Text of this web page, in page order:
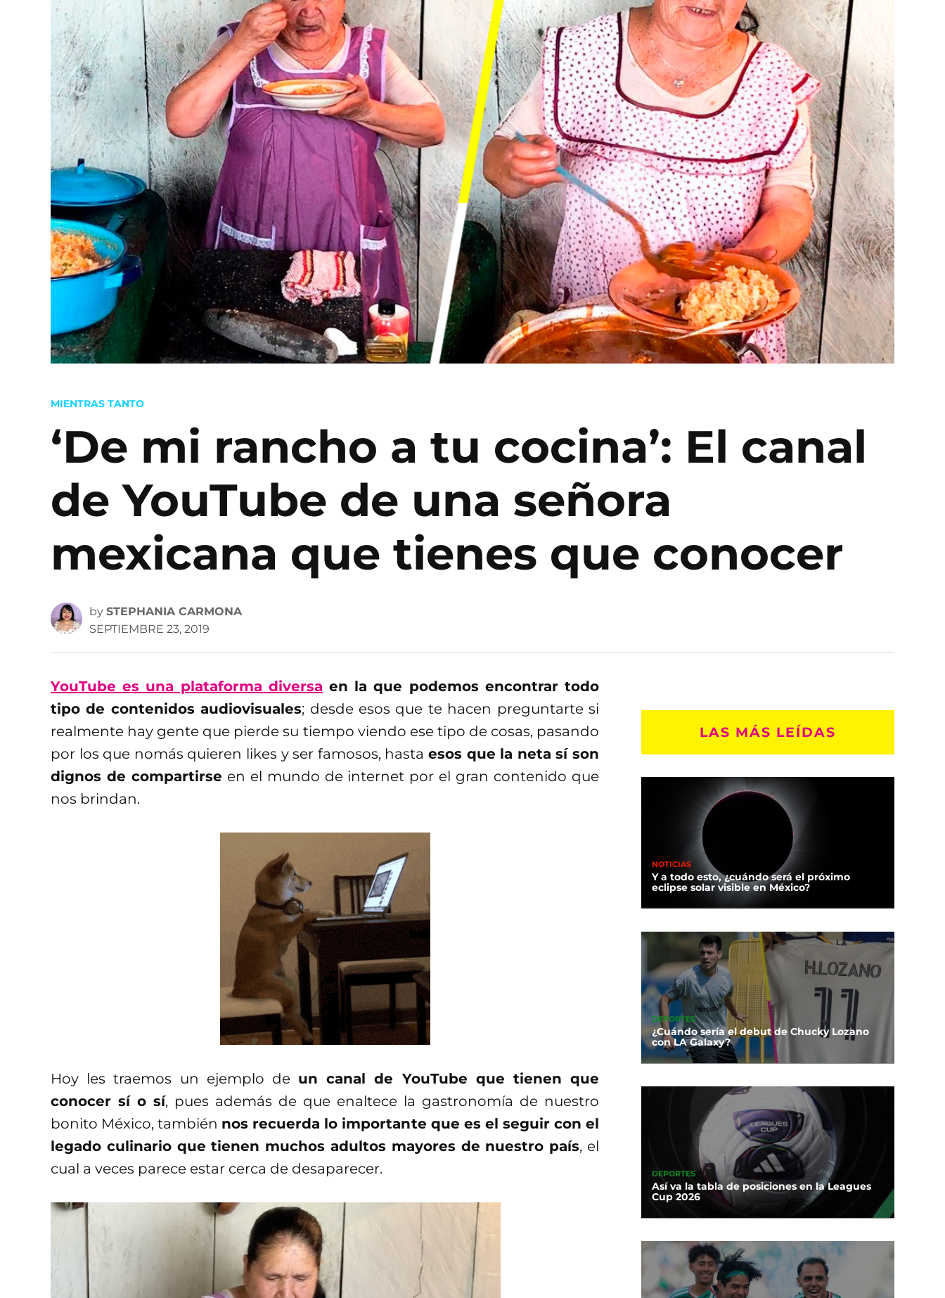
POSTED
MIENTRAS TANTO
‘De mi rancho a tu cocina’: El canal
de YouTube de una señora
mexicana que tienes que conocer
by STEPHANIA CARMONA
SEPTIEMBRE 23, 2019
YouTube es una plataforma diversa en la que podemos encontrar todo
tipo de contenidos audiovisuales; desde esos que te hacen preguntarte si
realmente hay gente que pierde su tiempo viendo ese tipo de cosas, pasando
por los que nomás quieren likes y ser famosos, hasta esos que la neta sí son
dignos de compartirse en el mundo de internet por el gran contenido que
nos brindan.
Hoy les traemos un ejemplo de un canal de YouTube que tienen que
conocer sí o sí, pues además de que enaltece la gastronomía de nuestro
bonito México, también nos recuerda lo importante que es el seguir con el
legado culinario que tienen muchos adultos mayores de nuestro país, el
cual a veces parece estar cerca de desaparecer.
LAS MÁS LEÍDAS
NOTICIAS
Y a todo esto, ¿cuándo será el próximo
eclipse solar visible en México?
DEPORTES
¿Cuándo sería el debut de Chucky Lozano
con LA Galaxy?
DEPORTES
Así va la tabla de posiciones en la Leagues
Cup 2026